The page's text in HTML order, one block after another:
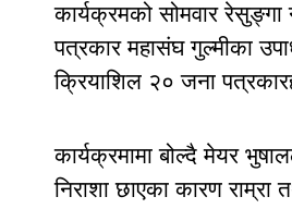
कार्यक्रमको सोमवार
पत्रकार महासंघ गुल्मीका
क्रियाशिल २० जना
कार्यक्रमामा बोल्दै मेयर
निराशा छाएका कारण राम्रा